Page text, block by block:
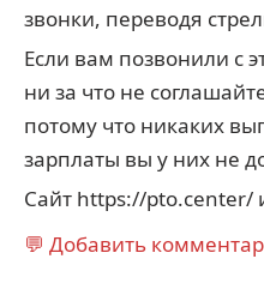
звонки, переводя
Если вам позвонили с
ни за что не
потому что никаких
зарплаты вы у них не
Сайт https://pto.center/
💬 Добавить